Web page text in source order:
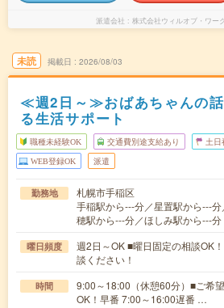
派遣会社 株式会社ウィルオブ・ワ
未読 掲載日 2026/08/03
≪週2日～≫おばあちゃんの
る生活サポート
職種未経験OK 交通費別途支給あり 土日
WEB登録OK 派遣
勤務地
札幌市手稲区
手稲駅から---分／星置駅から---
穂駅から---分／ほしみ駅から---分
曜日頻度
週2日～OK ■曜日固定の相談OK
談ください！
時間
9:00～18:00（休憩60分）■ご希
OK！早番 7:00～16:00遅番 …